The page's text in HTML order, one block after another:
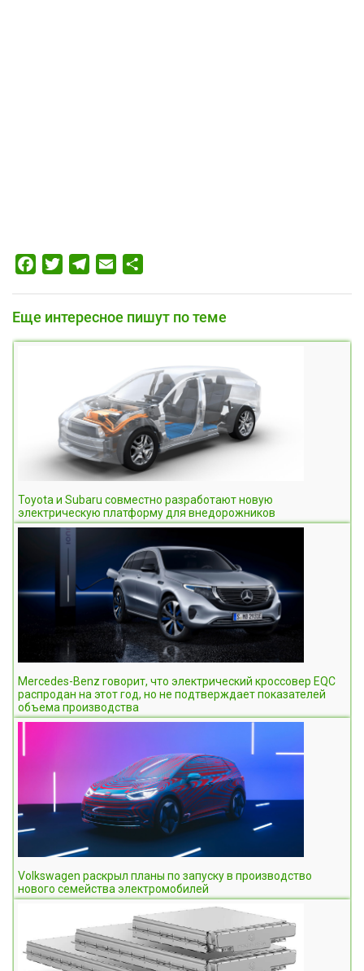
FacebookTwitterTelegram
Email
Еще интересное пишут по теме
Toyota и Subaru совместно разработают новую
электрическую платформу для внедорожников
Mercedes-Benz говорит, что электрический кроссовер EQC
распродан на этот год, но не подтверждает показателей
объема производства
Volkswagen раскрыл планы по запуску в производство
нового семейства электромобилей